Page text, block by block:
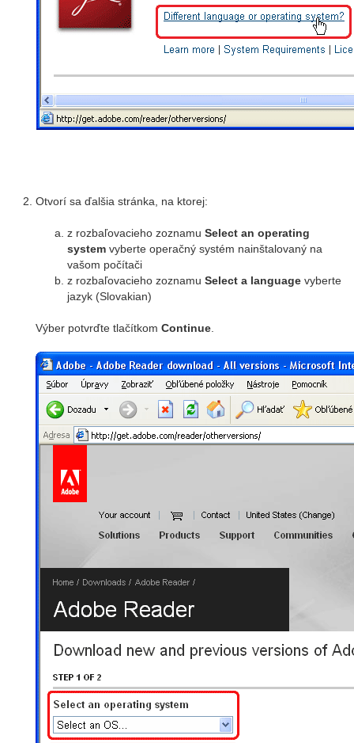
Otvorí sa ďalšia stránka, na ktorej:
z rozbaľovacieho zoznamu Select an operating
system vyberte operačný systém nainštalovaný na
vašom počítači
z rozbaľovacieho zoznamu Select a language vyberte
jazyk (Slovakian)
Výber potvrďte tlačítkom Continue